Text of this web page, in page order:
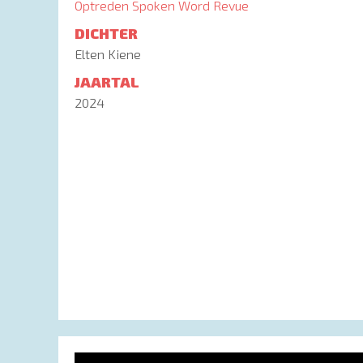
Optreden Spoken Word Revue
DICHTER
Elten Kiene
JAARTAL
2024